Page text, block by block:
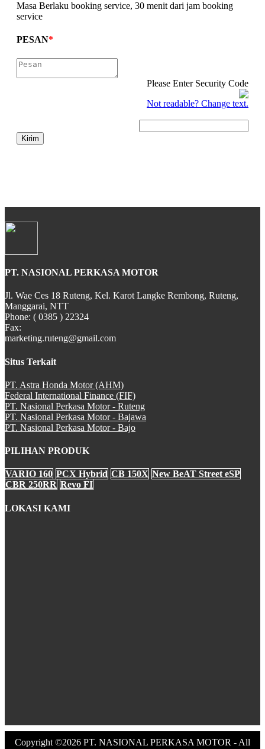
Masa Berlaku booking service, 30 menit dari jam booking
service
PESAN*
Please Enter Security Code
Not readable? Change text.
PT. NASIONAL PERKASA MOTOR
Jl. Wae Ces 18 Ruteng, Kel. Karot Langke Rembong, Ruteng,
Manggarai, NTT
Phone: ( 0385 ) 22324
Fax:
marketing.ruteng@gmail.com
Situs Terkait
PT. Astra Honda Motor (AHM)
Federal International Finance (FIF)
PT. Nasional Perkasa Motor - Ruteng
PT. Nasional Perkasa Motor - Bajawa
PT. Nasional Perkasa Motor - Bajo
PILIHAN PRODUK
VARIO 160 PCX Hybrid CB 150X New BeAT Street eSP
CBR 250RR Revo FI
LOKASI KAMI
Copyright ©2026 PT. NASIONAL PERKASA MOTOR - All